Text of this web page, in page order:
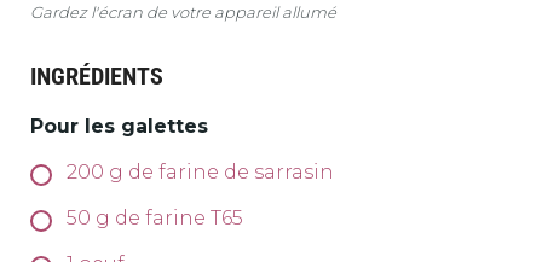
Gardez l'écran de votre appareil allumé
INGRÉDIENTS
Pour les galettes
200 g de farine de sarrasin
50 g de farine T65